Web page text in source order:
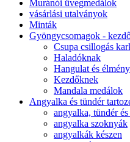
Muránói üvegmedálok
vásárlási utalványok
Minták
Gyöngycsomagok -
Csupa csillogás
Haladóknak
Hangulat és
Kezdőknek
Mandala medálok
Angyalka és tündér
angyalka, tündér
angyalka szoknyák
angyalkák készen